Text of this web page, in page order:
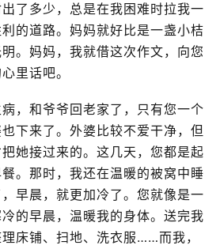
了多少，总是在我困难时拉我一
的道路。妈妈就好比是一盏小桔
。妈妈，我就借这次作文，向您
里话吧。
和爷爷回老家了，只有您一个
下来了。外婆比较不爱干净，但
她接过来的。这几天，您都是起
。那时，我还在温暖的被窝中睡
早晨，就更加冷了。您就像是一
的早晨，温暖我的身体。送完我
床铺、扫地、洗衣服……而我，